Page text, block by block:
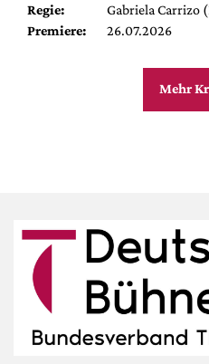
Regie:
Gabriela Carrizo
Premiere:
26.07.2026
Mehr